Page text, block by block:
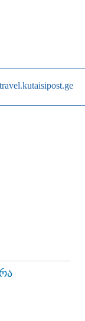
travel.kutaisipost.ge